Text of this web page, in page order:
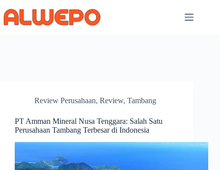
to
content
Review Perusahaan, Review, Tambang
PT Amman Mineral Nusa Tenggara: Salah Satu
Perusahaan Tambang Terbesar di Indonesia